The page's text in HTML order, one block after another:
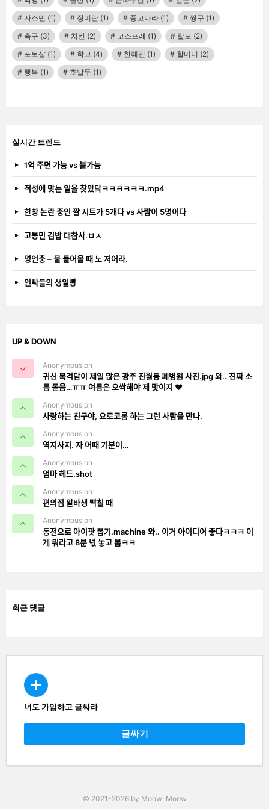
자스민 (1) 장미란 (1) 중고나라 (1) 짱구 (1)
축구 (3) 치킨 (2) 코스프레 (1) 탈모 (2)
포토샵 (1) 학교 (4) 한혜진 (1) 할머니 (2)
행복 (1) 호날두 (1)
실시간 트렌드
1억 주면 가능 vs 불가능
적성에 맞는 일을 찾았닼ㅋㅋㅋㅋㅋㅋ.mp4
한창 논란 중인 짤 시트가 5개다 vs 사람이 5명이다
고봉민 김밥 대참사.ㅂㅅ
명언충 – 물 들어올 때 노 저어라.
인싸들의 생일빵
UP & DOWN
Anonymous on
귀신 목격담이 제일 많은 광주 진월동 폐병원 사진.jpg 와.. 진짜 소
름 돋음…ㅠㅠ 여름은 오싹해야 제 맛이지 ❤️
Anonymous on
사랑하는 친구야, 요로코롬 하는 그런 사람을 만나.
Anonymous on
역지사지. 자 어때 기분이…
Anonymous on
엄마 헤드.shot
Anonymous on
편의점 알바생 빡칠 때
Anonymous on
동전으로 아이팟 뽑기.machine 와.. 이거 아이디어 좋다ㅋㅋㅋ 이
게 뭐라고 8분 넋 놓고 봄ㅋㅋ
최근 댓글
CREATE
너도 가입하고 글싸라
글싸기
© 2021-2026 by Moow-Moow